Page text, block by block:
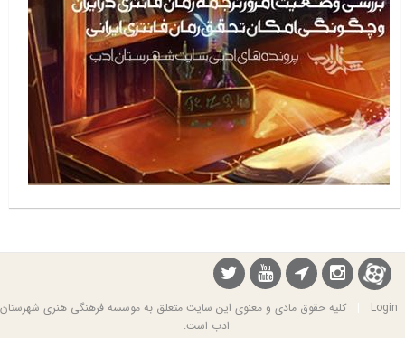
Login
کلیه حقوق مادی و معنوی این سایت متعلق به موسسه فرهنگی هنری شهرستان
ادب است.